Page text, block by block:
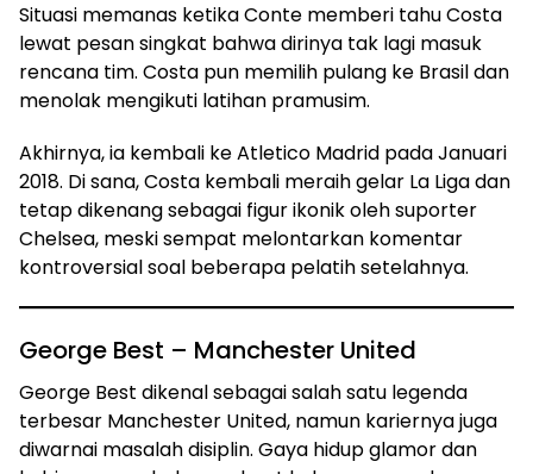
Situasi memanas ketika Conte memberi tahu Costa
lewat pesan singkat bahwa dirinya tak lagi masuk
rencana tim. Costa pun memilih pulang ke Brasil dan
menolak mengikuti latihan pramusim.
Akhirnya, ia kembali ke Atletico Madrid pada Januari
2018. Di sana, Costa kembali meraih gelar La Liga dan
tetap dikenang sebagai figur ikonik oleh suporter
Chelsea, meski sempat melontarkan komentar
kontroversial soal beberapa pelatih setelahnya.
George Best – Manchester United
George Best dikenal sebagai salah satu legenda
terbesar Manchester United, namun kariernya juga
diwarnai masalah disiplin. Gaya hidup glamor dan